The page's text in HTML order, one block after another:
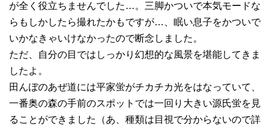
が全く役立ちませんでした…。三脚かついで本気モードな
らもしかしたら撮れたかもですが…、眠い息子をかついで
いかなきゃいけなかったので断念しました。
ただ、自分の目ではしっかり幻想的な風景を堪能してきま
したよ。
田んぼのあぜ道には平家蛍がチカチカ光をはなっていて、
一番奥の森の手前のスポットでは一回り大きい源氏蛍を見
ることができました（あ、種類は目視で分からないので詳